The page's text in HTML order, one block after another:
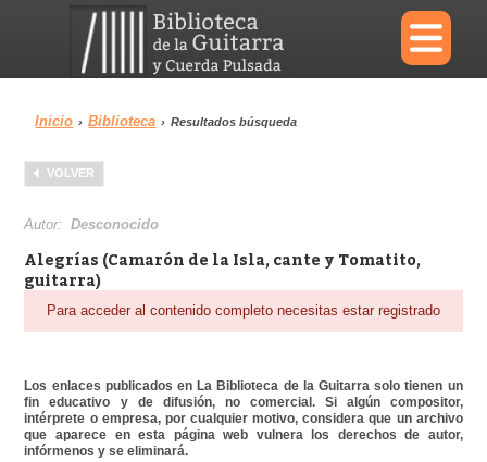
×
Menu
Biblioteca
Área personal Reproductor
Inicio › Biblioteca › Resultados búsqueda
VOLVER
Autor:Desconocido
Alegrías (Camarón de la Isla, cante y Tomatito,
guitarra)
Para acceder al contenido completo necesitas estar registrado
Los enlaces publicados en La Biblioteca de la Guitarra solo tienen un
fin educativo y de difusión, no comercial. Si algún compositor,
intérprete o empresa, por cualquier motivo, considera que un archivo
que aparece en esta página web vulnera los derechos de autor,
infórmenos y se eliminará.